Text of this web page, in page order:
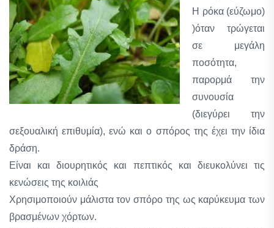
Η ρόκα (εύζωμο)
)όταν τρώγεται
σε μεγάλη
ποσότητα,
παρορμά την
συνουσία
(διεγύρει την
σεξουαλική επιθυμία), ενώ και ο σπόρος της έχει την ίδια
δράση.
Είναι και διουρητικός και πεπτικός και διευκολύνει τις
κενώσεις της κοιλιάς
Χρησιμοποιούν μάλιστα τον σπόρο της ως καρύκευμα των
βρασμένων χόρτων.